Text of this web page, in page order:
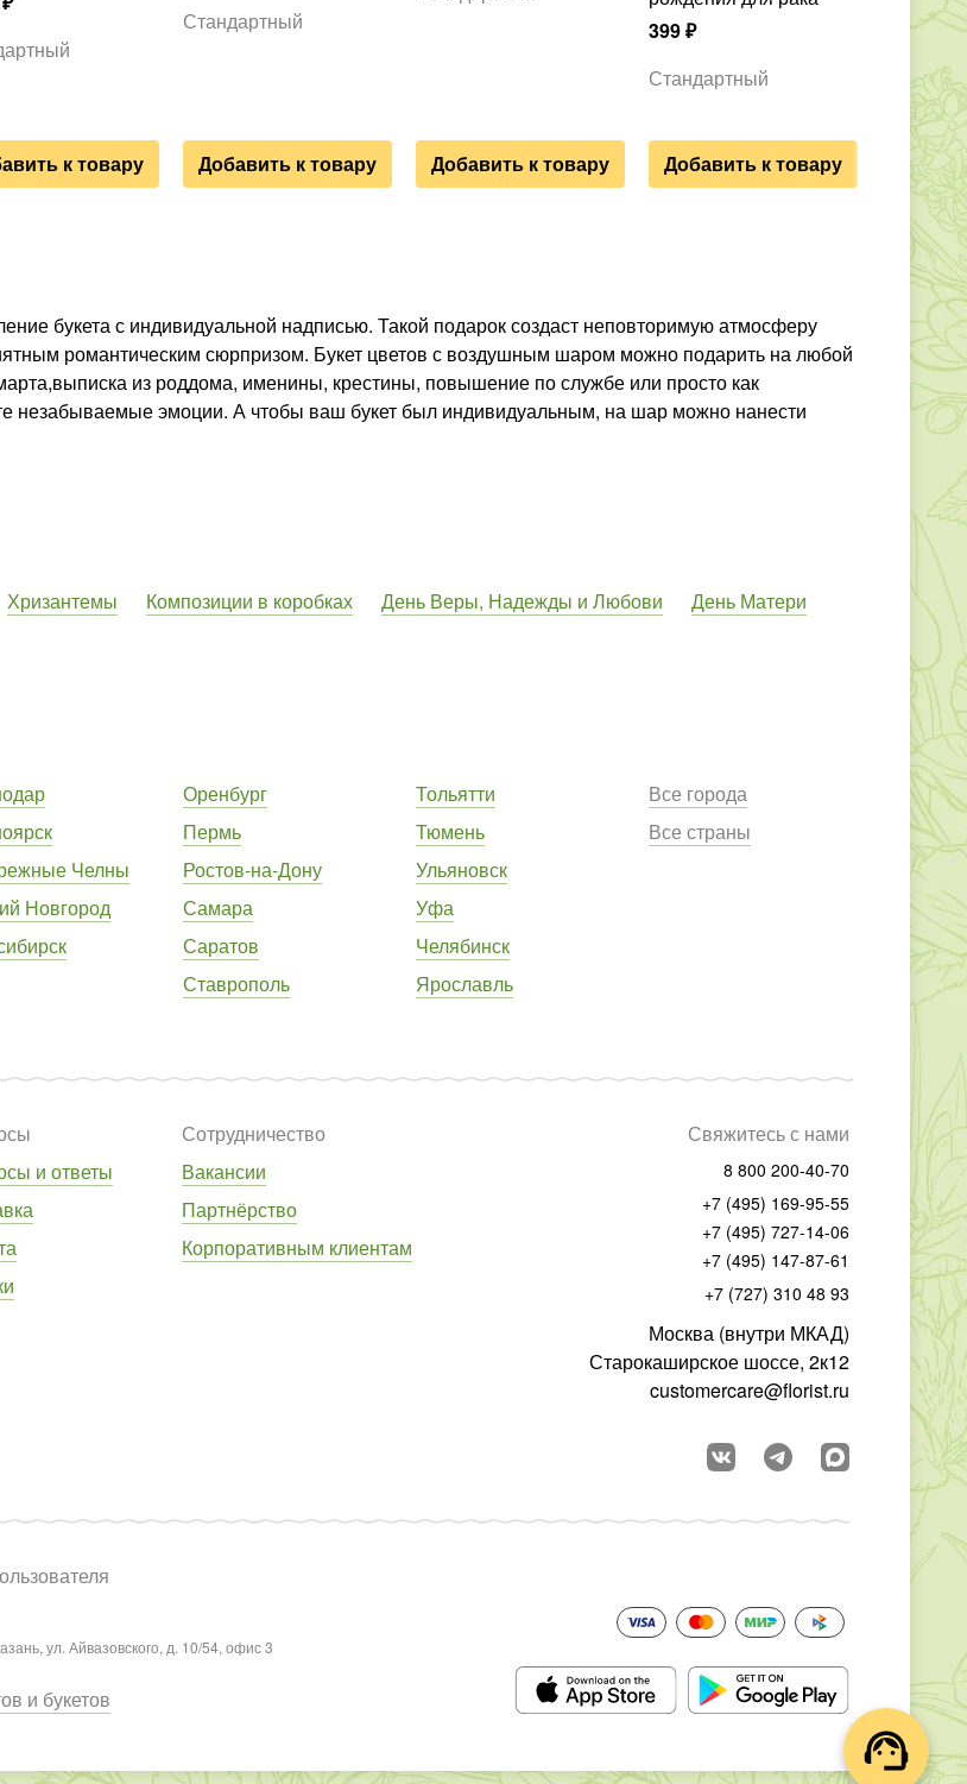
к товару
Стандартный
Добавить к товару Добавить к товару
399₽
Стандартный
Добавить к товару
букета с индивидуальной надписью. Такой подарок создаст неповторимую атмосферу
романтическим сюрпризом. Букет цветов с воздушным шаром можно подарить на любой
из роддома, именины, крестины, повышение по службе или просто как
незабываемые эмоции. А чтобы ваш букет был индивидуальным, на шар можно нанести
Хризантемы Композиции в коробках День Веры, Надежды и Любови
День Матери
Челны
Новгород
Оренбург
Пермь
Ростов-на-Дону
Самара
Саратов
Ставрополь
Тольятти
Тюмень
Ульяновск
Уфа
Челябинск
Ярославль
Все города
Все страны
и ответы
Сотрудничество
Вакансии
Партнёрство
Корпоративным клиентам
Свяжитесь с нами
8 800 200-40-70
+7 (495) 169-95-55
+7 (495) 727-14-06
+7 (495) 147-87-61
+7 (727) 310 48 93
Москва (внутри МКАД)
Старокаширское шоссе, 2к12
customercare@florist.ru
ул. Айвазовского, д. 10/54, офис 3
и букетов